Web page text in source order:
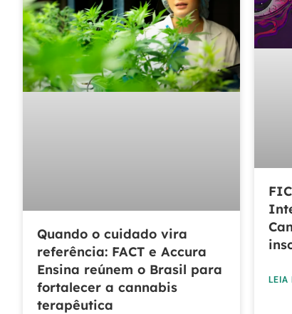
Quando o cuidado vira
referência: FACT e Accura
Ensina reúnem o Brasil para
fortalecer a cannabis
terapêutica
LEIA